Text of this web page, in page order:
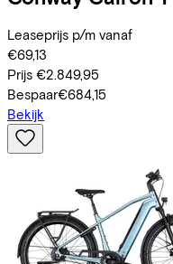
Leaseprijs p/m vanaf
€69,13
Prijs €2.849,95
Bespaar€684,15
Bekijk